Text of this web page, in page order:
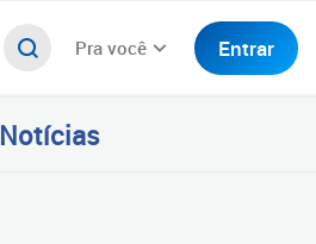
Pra você Entrar
Notícias